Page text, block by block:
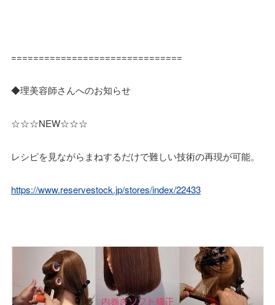
===============================
◆理美容師さんへのお知らせ
☆☆☆NEW☆☆☆
レシピを見ながらまねするだけで難しい技術の再現が可能。
https://www.reservestock.jp/stores/index/22433